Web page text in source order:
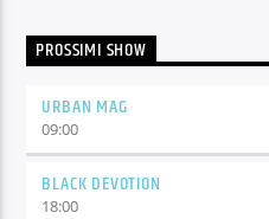
PROSSIMI SHOW
URBAN MAG
09:00
BLACK DEVOTION
18:00